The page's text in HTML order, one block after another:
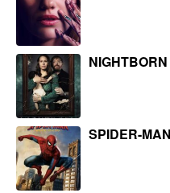
SPIDER-